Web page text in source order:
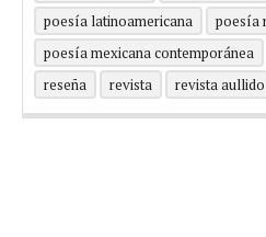
poesía latinoamericana
poesía
poesía mexicana contemporánea
reseña
revista revista aullido